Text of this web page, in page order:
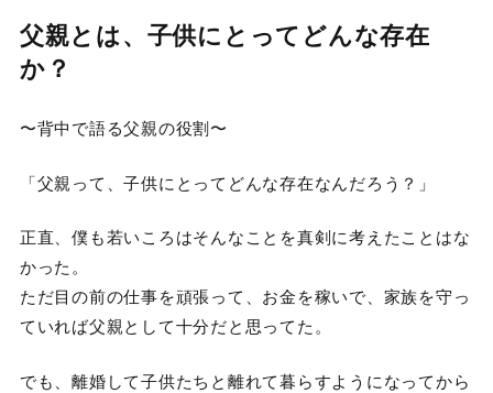
父親とは、子供にとってどんな存在
か？
〜背中で語る父親の役割〜
「父親って、子供にとってどんな存在なんだろう？」
正直、僕も若いころはそんなことを真剣に考えたことはな
かった。
ただ目の前の仕事を頑張って、お金を稼いで、家族を守っ
ていれば父親として十分だと思ってた。
でも、離婚して子供たちと離れて暮らすようになってから